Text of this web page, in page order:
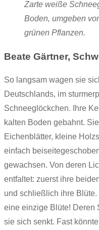
Zarte weiße
Boden, umgeben
grünen Pflanzen.
Beate Gärtner,
So langsam wagen sie
Deutschlands, im
Schneeglöckchen. Ihre
kalten Boden gebahnt.
Eichenblätter, kleine
einfach
gewachsen. Von deren
entfaltet: zuerst ihre
und schließlich ihre
eine einzige Blüte! Deren
sie sich senkt. Fast